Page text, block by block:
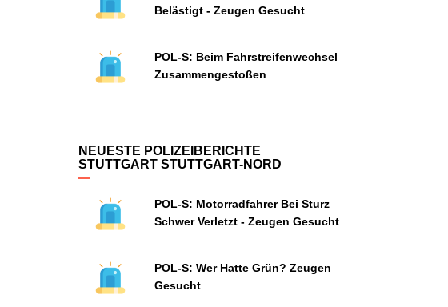
Belästigt - Zeugen Gesucht
POL-S: Beim Fahrstreifenwechsel
Zusammengestoßen
NEUESTE POLIZEIBERICHTE
STUTTGART STUTTGART-NORD
POL-S: Motorradfahrer Bei Sturz
Schwer Verletzt - Zeugen Gesucht
POL-S: Wer Hatte Grün? Zeugen
Gesucht